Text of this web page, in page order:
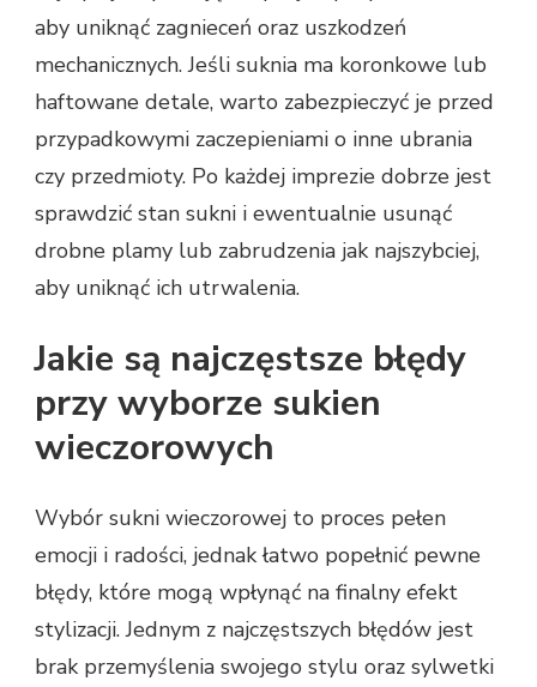
aby uniknąć zagnieceń oraz uszkodzeń
mechanicznych. Jeśli suknia ma koronkowe lub
haftowane detale, warto zabezpieczyć je przed
przypadkowymi zaczepieniami o inne ubrania
czy przedmioty. Po każdej imprezie dobrze jest
sprawdzić stan sukni i ewentualnie usunąć
drobne plamy lub zabrudzenia jak najszybciej,
aby uniknąć ich utrwalenia.
Jakie są najczęstsze błędy
przy wyborze sukien
wieczorowych
Wybór sukni wieczorowej to proces pełen
emocji i radości, jednak łatwo popełnić pewne
błędy, które mogą wpłynąć na finalny efekt
stylizacji. Jednym z najczęstszych błędów jest
brak przemyślenia swojego stylu oraz sylwetki